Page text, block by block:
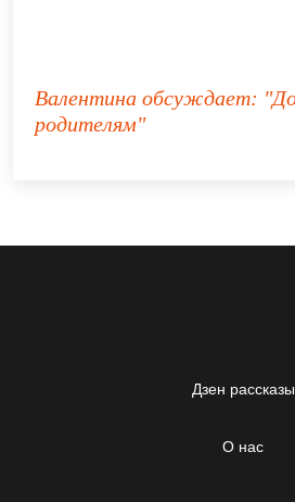
Валентина обсуждает:
родителям"
Дзен рассказы
О нас